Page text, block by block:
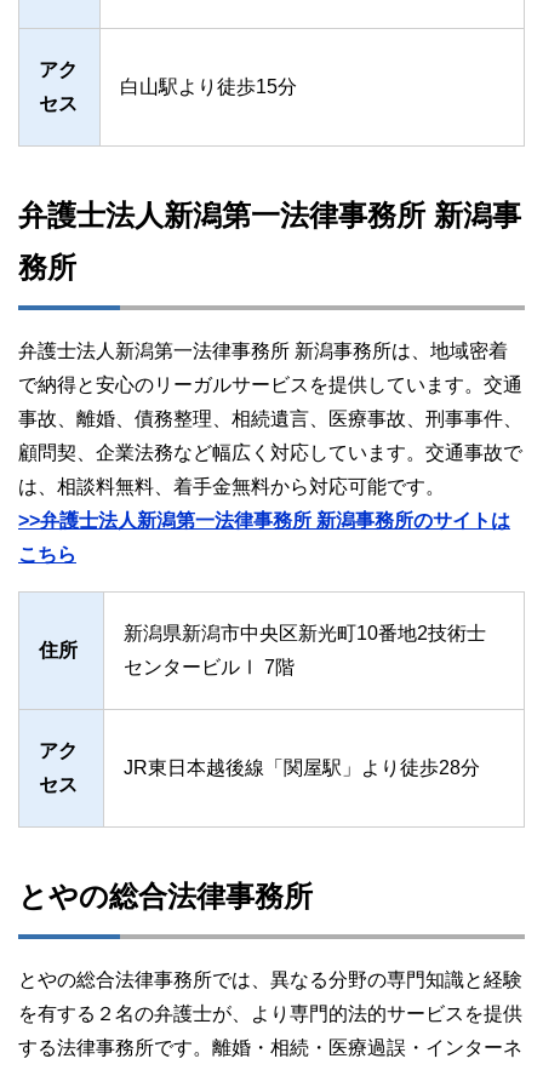
アク
セス
白山駅より徒歩15分
弁護士法人新潟第一法律事務所 新潟事
務所
弁護士法人新潟第一法律事務所 新潟事務所は、地域密着
で納得と安心のリーガルサービスを提供しています。交通
事故、離婚、債務整理、相続遺言、医療事故、刑事事件、
顧問契、企業法務など幅広く対応しています。交通事故で
は、相談料無料、着手金無料から対応可能です。
>>弁護士法人新潟第一法律事務所 新潟事務所のサイトは
こちら
住所
新潟県新潟市中央区新光町10番地2技術士
センタービルⅠ 7階
アク
セス
JR東日本越後線「関屋駅」より徒歩28分
とやの総合法律事務所
とやの総合法律事務所では、異なる分野の専門知識と経験
を有する２名の弁護士が、より専門的法的サービスを提供
する法律事務所です。離婚・相続・医療過誤・インターネ